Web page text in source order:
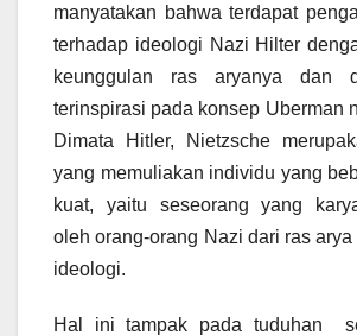
manyatakan bahwa terdapat
terhadap ideologi Nazi Hilter
keunggulan ras aryanya dan
terinspirasi pada konsep Uberman
Dimata Hitler, Nietzsche
yang memuliakan individu yang
kuat, yaitu seseorang yang
oleh orang-orang Nazi dari ras
ideologi.
Hal ini tampak pada tuduhan